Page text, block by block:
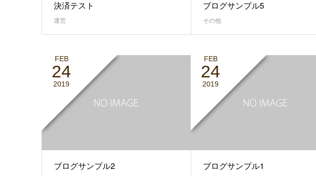
決済テスト
運営
ブログサンプル5
その他
FEB
24
2019
ブログサンプル2
FEB
24
2019
ブログサンプル1